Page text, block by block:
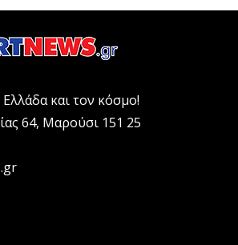
και τον κόσμο!
64, Μαρούσι 151 25